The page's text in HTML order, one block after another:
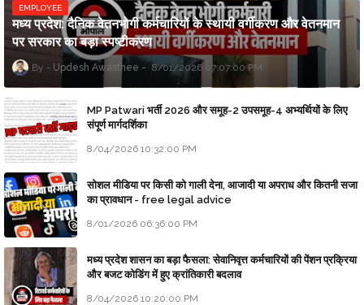
EMPLOYEE
मध्य प्रदेश: दैनिक वेतनभोगी कर्मचारियों के स्थायी वर्गीकरण और वेतनमान
पर सरकार का बड़ा स्पष्टीकरण
Updesh Awasthee 8/01/2026 07:07:00 PM
MP Patwari भर्ती 2026 और समूह-2 उपसमूह-4 अभ्यर्थियों के लिए
संपूर्ण मार्गदर्शिका
8/04/2026 10:32:00 PM
सोशल मीडिया पर किसी को गाली देना, आजादी या अपराध और कितनी सजा
का प्रावधान - free legal advice
8/01/2026 06:36:00 PM
मध्य प्रदेश शासन का बड़ा फैसला: सेवानिवृत्त कर्मचारियों की पेंशन प्रक्रिया
और बजट कोडिंग में हुए क्रांतिकारी बदलाव
8/04/2026 10:20:00 PM